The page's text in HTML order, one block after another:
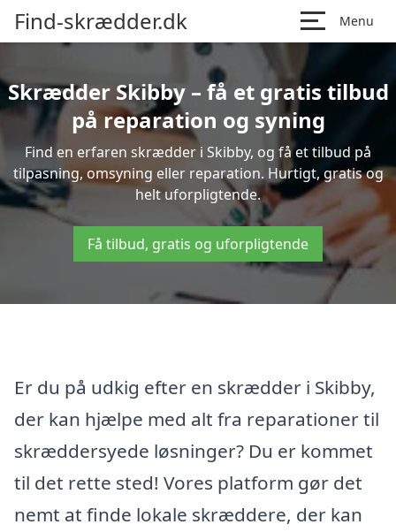
Find-skrædder.dk Menu
Skrædder Skibby – få et gratis tilbud
på reparation og syning
Find en erfaren skrædder i Skibby, og få et tilbud på
tilpasning, omsyning eller reparation. Hurtigt, gratis og
helt uforpligtende.
Få tilbud, gratis og uforpligtende
Er du på udkig efter en skrædder i Skibby,
der kan hjælpe med alt fra reparationer til
skræddersyede løsninger? Du er kommet
til det rette sted! Vores platform gør det
nemt at finde lokale skræddere, der kan